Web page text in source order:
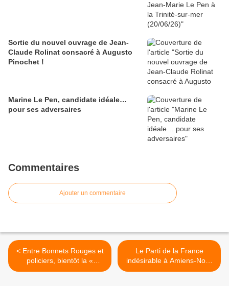
Sortie du nouvel ouvrage de Jean-
Claude Rolinat consacré à Augusto
Pinochet !
Marine Le Pen, candidate idéale…
pour ses adversaires
Commentaires
Ajouter un commentaire
< Entre Bonnets Rouges et
policiers, bientôt la «
coagulation » ?
Le Parti de la France
indésirable à Amiens-Nord
>